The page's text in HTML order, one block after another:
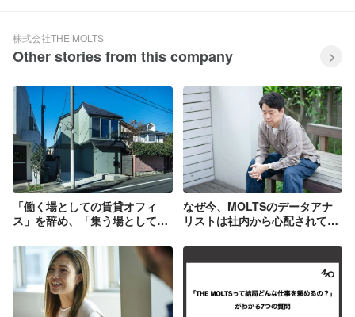
株式会社THE MOLTS
Other stories from this company
「働く場としての賃貸オフィ
ス」を辞め、「集う場としての
なぜ今、MOLTSのデータアナ
リストは社内から心配されてい